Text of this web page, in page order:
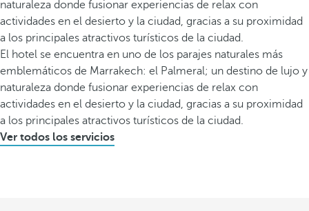
naturaleza donde fusionar experiencias de relax con
actividades en el desierto y la ciudad, gracias a su proximidad
a los principales atractivos turísticos de la ciudad.
El hotel se encuentra en uno de los parajes naturales más
emblemáticos de Marrakech: el Palmeral; un destino de lujo y
naturaleza donde fusionar experiencias de relax con
actividades en el desierto y la ciudad, gracias a su proximidad
a los principales atractivos turísticos de la ciudad.
Ver todos los servicios